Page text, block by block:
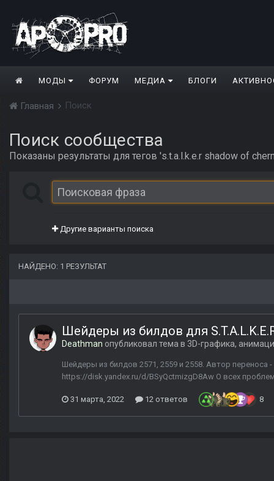
МОДЫ ФОРУМ МЕДИА БЛОГИ
Главная Поиск
Поиск сообщества
Показаны результаты для тегов 's.t.a.l.k.e.r shadow of
Другие варианты поиска
НАЙДЕНО: 1 РЕЗУЛЬТАТ
Шейдеры из билдов для
Deathman опубликовал тема в 3D-графика,
Шейдеры из билдов 2571, 2559 и 2558. Автор переноса
https://disk.yandex.ru/d/BSyQctmizgD8Aw О всех
31 марта, 2022 12 ответов 8